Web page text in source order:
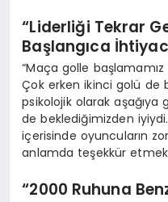
“Liderliği Tekrar
Başlangıca
“Maça golle
Çok erken ikinci golü de
psikolojik olarak aşağıya
de beklediğimizden
içerisinde oyuncuların
anlamda teşekkür
“2000 Ruhuna